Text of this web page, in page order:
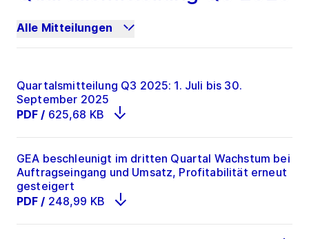
Alle Mitteilungen
Quartalsmitteilung Q3 2025: 1. Juli bis 30.
September 2025
PDF / 625,68 KB
GEA beschleunigt im dritten Quartal Wachstum bei
Auftragseingang und Umsatz, Profitabilität erneut
gesteigert
PDF / 248,99 KB